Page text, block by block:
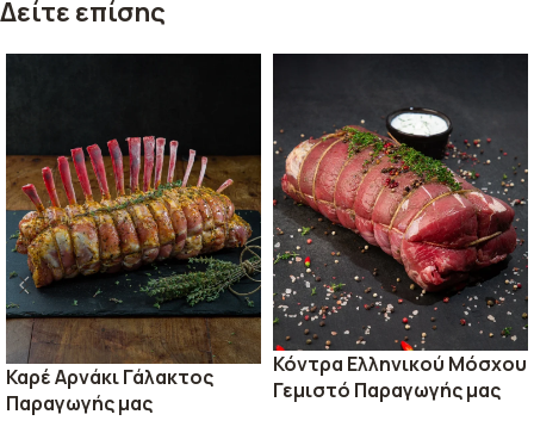
Δείτε επίσης
Καρέ Αρνάκι Γάλακτος
Παραγωγής μας
Κόντρα Ελληνικού Μόσχου
Γεμιστό Παραγωγής μας